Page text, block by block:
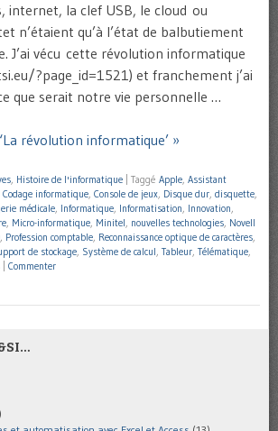
internet, la clef USB, le cloud ou
n’étaient qu’à l’état de balbutiement
J’ai vécu cette révolution informatique
?page_id=1521) et franchement j’ai
que serait notre vie personnelle …
révolution informatique’ »
, Histoire de l'informatique Taggé Apple, Assistant
Codage informatique, Console de jeux, Disque dur, disquette,
médicale, Informatique, Informatisation, Innovation,
, Micro-informatique, Minitel, nouvelles technologies, Novell
, Profession comptable, Reconnaissance optique de caractères,
de stockage, Système de calcul, Tableur, Télématique,
Commenter